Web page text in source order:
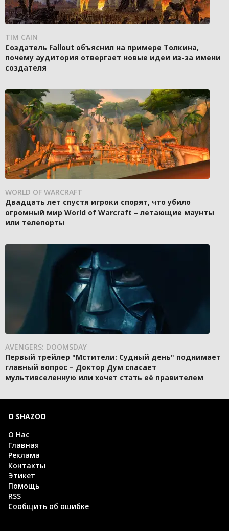
TIM CAIN
Создатель Fallout объяснил на примере Толкина,
почему аудитория отвергает новые идеи из-за имени
создателя
WORLD OF WARCRAFT
Двадцать лет спустя игроки спорят, что убило
огромный мир World of Warcraft – летающие маунты
или телепорты
AVENGERS: DOOMSDAY
Первый трейлер "Мстители: Судный день" поднимает
главный вопрос – Доктор Дум спасает
мультивселенную или хочет стать её правителем
О SHAZOO
О Нас
Главная
Реклама
Контакты
Этикет
Помощь
RSS
Сообщить об ошибке